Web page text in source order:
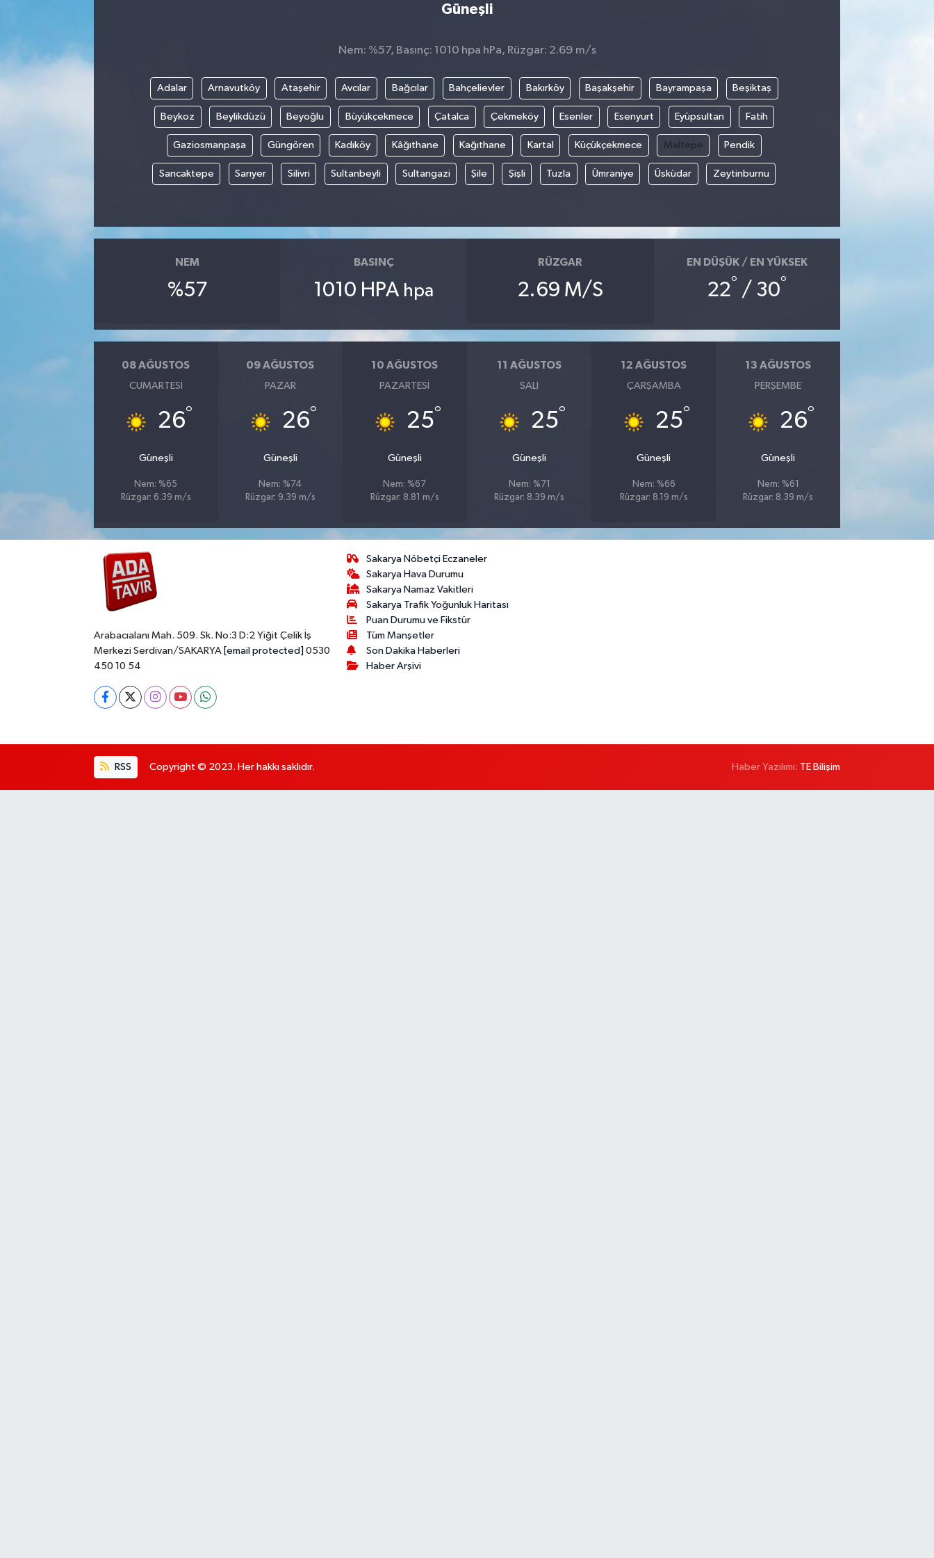
Güneşli
Nem: %57, Basınç: 1010 hpa hPa, Rüzgar: 2.69 m/s
Adalar Arnavutköy Ataşehir Avcılar Bağcılar Bahçelievler Bakırköy Başakşehir Bayrampaşa Beşiktaş
Beykoz Beylikdüzü Beyoğlu Büyükçekmece Çatalca Çekmeköy Esenler Esenyurt Eyüpsultan Fatih
Gaziosmanpaşa Güngören Kadıköy Kâğıthane Kağıthane Kartal Küçükçekmece Maltepe Pendik
Sancaktepe Sarıyer Silivri Sultanbeyli Sultangazi Şile Şişli Tuzla Ümraniye Üsküdar Zeytinburnu
NEM
%57
BASINÇ
1010 HPA hpa
RÜZGAR
2.69 M/S
EN DÜŞÜK / EN YÜKSEK
22° / 30°
08 AĞUSTOS
CUMARTESI
26°
Güneşli
Nem: %65
Rüzgar: 6.39 m/s
09 AĞUSTOS
PAZAR
26°
Güneşli
Nem: %74
Rüzgar: 9.39 m/s
10 AĞUSTOS
PAZARTESI
25°
Güneşli
Nem: %67
Rüzgar: 8.81 m/s
11 AĞUSTOS
SALI
25°
Güneşli
Nem: %71
Rüzgar: 8.39 m/s
12 AĞUSTOS
ÇARŞAMBA
25°
Güneşli
Nem: %66
Rüzgar: 8.19 m/s
13 AĞUSTOS
PERŞEMBE
26°
Güneşli
Nem: %61
Rüzgar: 8.39 m/s
Arabacıalanı Mah. 509. Sk. No:3 D:2 Yiğit Çelik İş
Merkezi Serdivan/SAKARYA [email protected] 0530
450 10 54
Sakarya Nöbetçi Eczaneler
Sakarya Hava Durumu
Sakarya Namaz Vakitleri
Sakarya Trafik Yoğunluk Haritası
Puan Durumu ve Fikstür
Tüm Manşetler
Son Dakika Haberleri
Haber Arşivi
RSS Copyright © 2023. Her hakkı saklıdır. Haber Yazılımı: TE Bilişim